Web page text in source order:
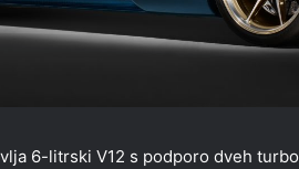
6-litrski V12 s podporo dveh